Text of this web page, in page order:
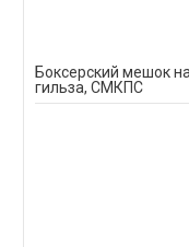
Боксерский мешок
гильза, СМКПС